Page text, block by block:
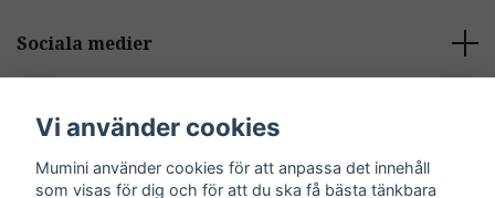
Sociala medier
Kontakt
Vi använder cookies
Mumini använder cookies för att anpassa det innehåll
som visas för dig och för att du ska få bästa tänkbara